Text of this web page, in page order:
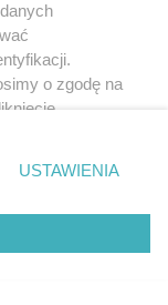
a za
o zgodę na
prywatności
zgody
takiemu
tylko
USTAWIENIA